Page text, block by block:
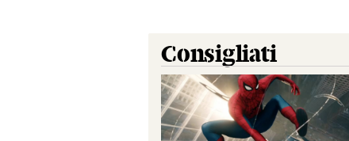
Consigliati